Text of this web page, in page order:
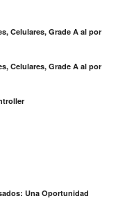
Celulares, Grade A al por
Celulares, Grade A al por
Una Oportunidad